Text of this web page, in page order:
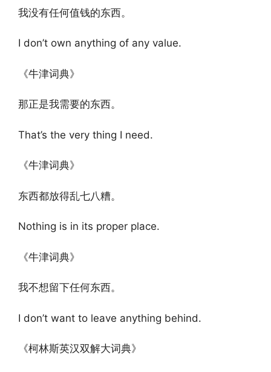
我没有任何值钱的东西。
I don’t own anything of any value.
《牛津词典》
那正是我需要的东西。
That’s the very thing I need.
《牛津词典》
东西都放得乱七八糟。
Nothing is in its proper place.
《牛津词典》
我不想留下任何东西。
I don’t want to leave anything behind.
《柯林斯英汉双解大词典》